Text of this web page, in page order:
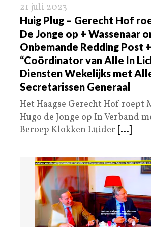
21 juli 2023
Huig Plug – Gerecht Hof
De Jonge op + Wassenaar
Onbemande Redding Post +
“Coördinator van Alle In
Diensten Wekelijks met
Secretarissen Generaal
Het Haagse Gerecht Hof roept
Hugo de Jonge op In Verband
Beroep Klokken Luider [...]